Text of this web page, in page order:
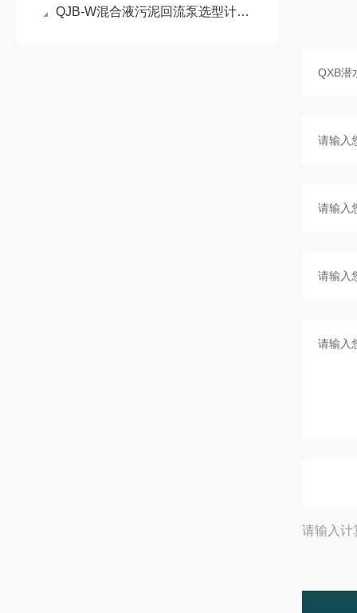
QJB-W混合液污泥回流泵选型计算公式
请输入计